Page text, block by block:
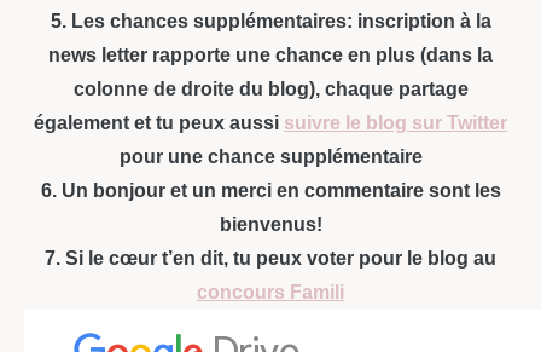
5. Les chances supplémentaires: inscription à la
news letter rapporte une chance en plus (dans la
colonne de droite du blog), chaque partage
également et tu peux aussi suivre le blog sur Twitter
pour une chance supplémentaire
6. Un bonjour et un merci en commentaire sont les
bienvenus!
7. Si le cœur t’en dit, tu peux voter pour le blog au
concours Famili